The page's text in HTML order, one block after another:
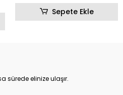
Sepete Ekle
sürede elinize ulaşır.